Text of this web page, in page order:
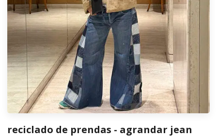
reciclado de prendas - agrandar jean